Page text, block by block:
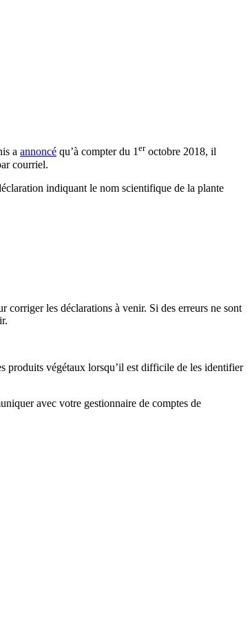
a annoncé qu’à compter du 1eroctobre 2018, il
courriel.
indiquant le nom scientifique de la plante
corriger les déclarations à venir. Si des erreurs ne sont
produits végétaux lorsqu’il est difficile de les identifier
avec votre gestionnaire de comptes de